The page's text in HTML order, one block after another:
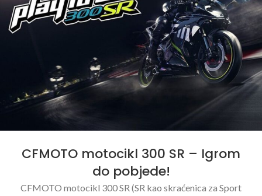
CFMOTO motocikl 300 SR – Igrom
do pobjede!
CFMOTO motocikl 300 SR (SR kao skraćenica za Sport